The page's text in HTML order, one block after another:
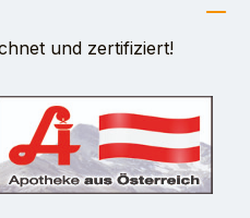
und zertifiziert!